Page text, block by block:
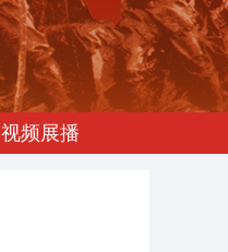
视频展播